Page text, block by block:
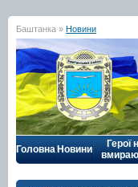
Баштанка » Новини
Головна Новини
Герої